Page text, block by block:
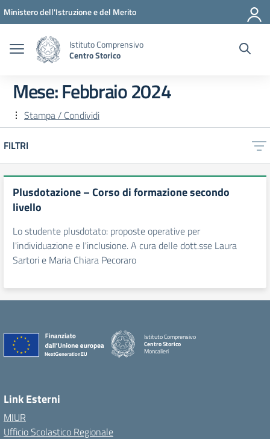
Vai ai contenuti
Vai al menu di navigazione
Vai al footer
Ministero dell'Istruzione e del Merito
Istituto Comprensivo
Centro Storico
Mese:Febbraio 2024
Stampa / Condividi
FILTRI
Plusdotazione – Corso di formazione secondo
livello
Lo studente plusdotato: proposte operative per
l'individuazione e l'inclusione. A cura delle dott.sse Laura
Sartori e Maria Chiara Pecoraro
Istituto Comprensivo
Centro Storico
Moncalieri
Link Esterni
MIUR
Ufficio Scolastico Regionale